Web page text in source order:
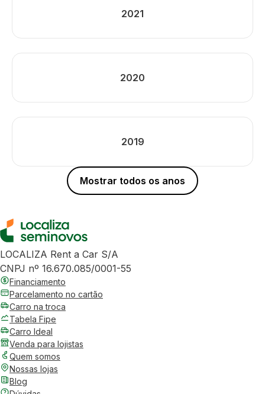
2021
2020
2019
Mostrar todos os anos
LOCALIZA Rent a Car S/A
CNPJ nº 16.670.085/0001-55
Financiamento
Parcelamento no cartão
Carro na troca
Tabela Fipe
Carro Ideal
Venda para lojistas
Quem somos
Nossas lojas
Blog